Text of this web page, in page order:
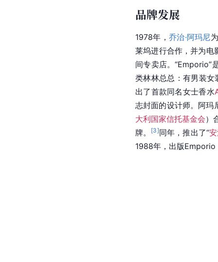
品牌发展
1978年， 乔治·阿玛尼
莱坞进行合作，并为电
间专卖店。“Emporio”
类林林总总：有男装
出了首款同名女士香水
志封面的设计师。阿玛
大利国家信托基金会）
牌。
[3]同年，推出了“
1988年，出版